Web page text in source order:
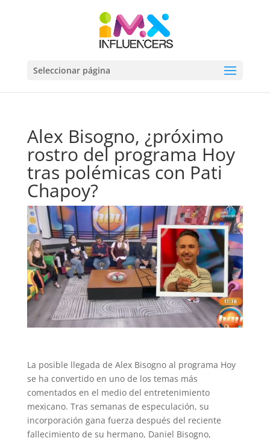
Seleccionar página
Alex Bisogno, ¿próximo
rostro del programa Hoy
tras polémicas con Pati
Chapoy?
La posible llegada de Alex Bisogno al programa Hoy
se ha convertido en uno de los temas más
comentados en el medio del entretenimiento
mexicano. Tras semanas de especulación, su
incorporación gana fuerza después del reciente
fallecimiento de su hermano, Daniel Bisogno,